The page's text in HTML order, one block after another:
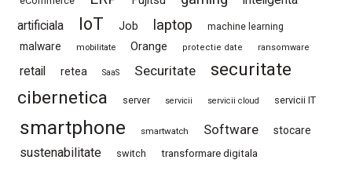
artificiala
IoT Job laptop machine learning
malware mobilitate Orange protectie date ransomware
retail retea SaaS Securitate
securitate
cibernetica
server servicii servicii cloud servicii IT
smartphone smartwatch Software stocare
sustenabilitate switch transformare digitala